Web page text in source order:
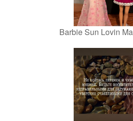
Barbie Sun Lovin